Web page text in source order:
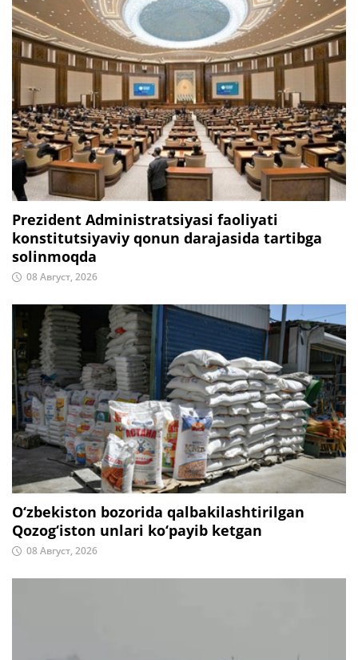
Prezident Administratsiyasi faoliyati
konstitutsiyaviy qonun darajasida tartibga
solinmoqda
08 Август, 2026
O‘zbekiston bozorida qalbakilashtirilgan
Qozog‘iston unlari ko‘payib ketgan
08 Август, 2026